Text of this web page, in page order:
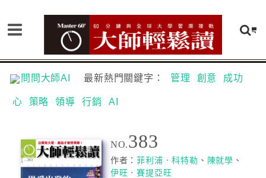
問問大師AI 最新熱門關鍵字： 管理 創意 成功
心 策略 領導 行銷 AI
NO.383
作者：菲利浦．科特勒 、 陳就學 、
伊旺．賽提亞旺